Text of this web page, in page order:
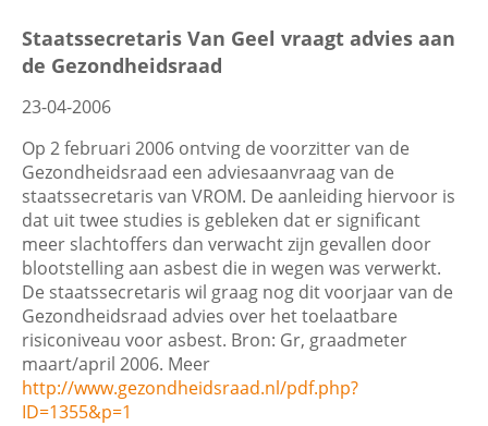
Contactgegevens
Zoeken
Filters
Datum
Trefwoord
Categorie
Staatssecretaris Van Geel vraagt advies aan
de Gezondheidsraad
23-04-2006
Op 2 februari 2006 ontving de voorzitter van de
Gezondheidsraad een adviesaanvraag van de
staatssecretaris van VROM. De aanleiding hiervoor is
dat uit twee studies is gebleken dat er significant
meer slachtoffers dan verwacht zijn gevallen door
blootstelling aan asbest die in wegen was verwerkt.
De staatssecretaris wil graag nog dit voorjaar van de
Gezondheidsraad advies over het toelaatbare
risiconiveau voor asbest. Bron: Gr, graadmeter
maart/april 2006. Meer
http://www.gezondheidsraad.nl/pdf.php?
ID=1355&p=1